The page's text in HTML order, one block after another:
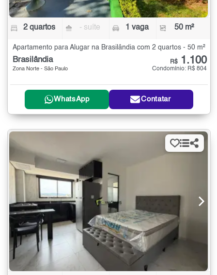
2 quartos - suíte 1 vaga 50 m²
Apartamento para Alugar na Brasilândia com 2 quartos - 50 m²
Brasilândia
Zona Norte - São Paulo
R$ 1.100
Condomínio: R$ 804
WhatsApp Contatar